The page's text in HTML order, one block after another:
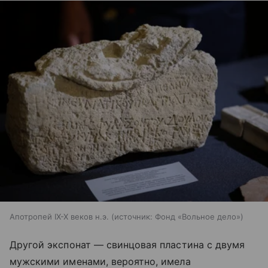
Апотропей IХ-Х веков н.э. источник: Фонд «Вольное дело»
Другой экспонат — свинцовая пластина с двумя
мужскими именами, вероятно, имела